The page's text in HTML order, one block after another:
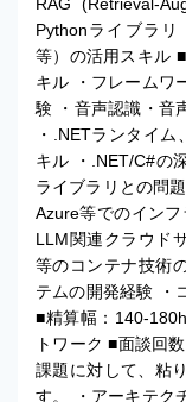
Pythonライブラリ
等）の活用スキル
キル ・フレームワ
験 ・音声認識・音
・.NETランタイ
キル ・.NET/C#の
ライブラリとの問
Azure等でのイン
LLM関連クラウド
等のコンテナ技術
テムの開発経験 ・
■精算幅：140-
トワーク ■面談回
課題に対して、粘
す。 ・アーキテク